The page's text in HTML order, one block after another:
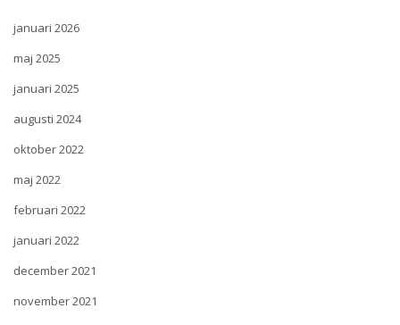
januari 2026
maj 2025
januari 2025
augusti 2024
oktober 2022
maj 2022
februari 2022
januari 2022
december 2021
november 2021